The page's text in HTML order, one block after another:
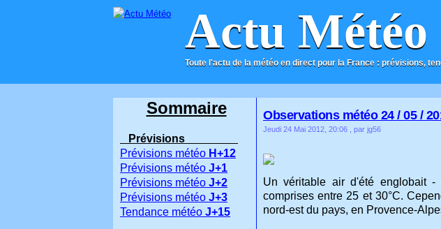
Actu Météo
Toute l'actu de la météo en direct pour la France : prévisions,
ACCUEIL CONTACT
Observations météo 24 / 05 /
Jeudi 24 Mai 2012, 20:06 , par jg56
Un véritable air d'été englobait -
comprises entre 25 et 30°C.
nord-est du pays, en Provence-
Sommaire
Prévisions
Prévisions météo H+12
Prévisions météo J+1
Prévisions météo J+2
Prévisions météo J+3
Tendance météo J+15